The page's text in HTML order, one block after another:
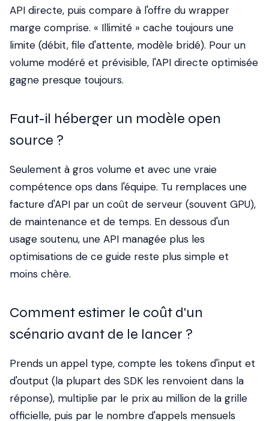
API directe, puis compare à l'offre du wrapper
marge comprise. « Illimité » cache toujours une
limite (débit, file d'attente, modèle bridé). Pour un
volume modéré et prévisible, l'API directe optimisée
gagne presque toujours.
Faut-il héberger un modèle open
source ?
Seulement à gros volume et avec une vraie
compétence ops dans l'équipe. Tu remplaces une
facture d'API par un coût de serveur (souvent GPU),
de maintenance et de temps. En dessous d'un
usage soutenu, une API managée plus les
optimisations de ce guide reste plus simple et
moins chère.
Comment estimer le coût d'un
scénario avant de le lancer ?
Prends un appel type, compte les tokens d'input et
d'output (la plupart des SDK les renvoient dans la
réponse), multiplie par le prix au million de la grille
officielle, puis par le nombre d'appels mensuels